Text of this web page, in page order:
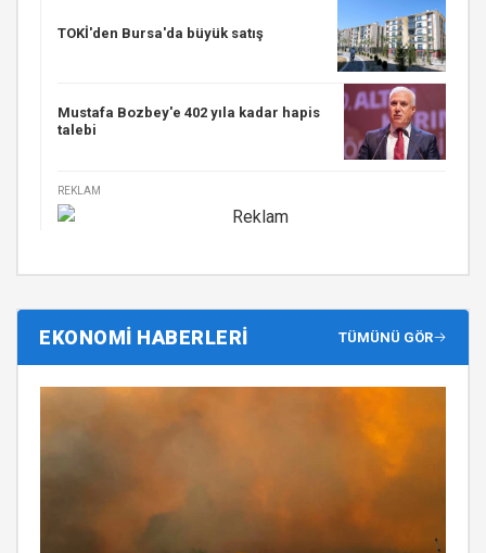
TOKİ'den Bursa'da büyük satış
Mustafa Bozbey'e 402 yıla kadar hapis
talebi
REKLAM
EKONOMİ HABERLERİ TÜMÜNÜ GÖR